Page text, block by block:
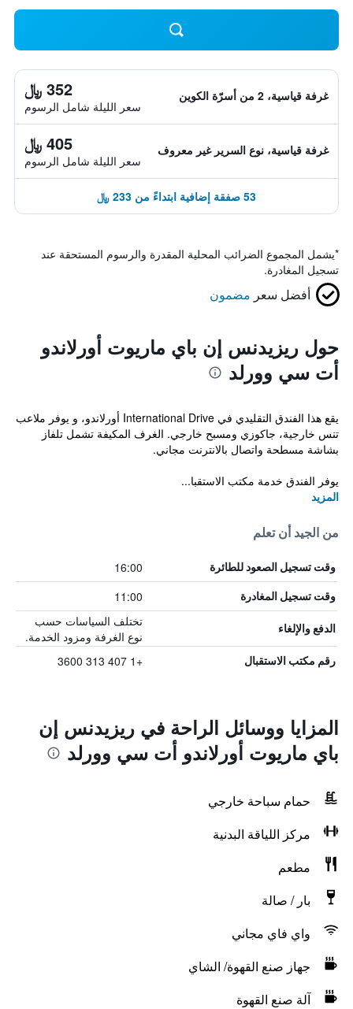
غرفة قياسية، 2 من أسرّة الكوين 352 ﷼
سعر الليلة شامل الرسوم
غرفة قياسية، نوع السرير غير معروف 405 ﷼
سعر الليلة شامل الرسوم
53 صفقة إضافية ابتداءً من 233 ﷼
*يشمل المجموع الضرائب المحلية المقدرة والرسوم المستحقة عند
تسجيل المغادرة.
أفضل سعر مضمون
حول ريزيدنس إن باي ماريوت أورلاندو
أت سي وورلد
يقع هذا الفندق التقليدي في International Drive أورلاندو، و يوفر ملاعب
تنس خارجية، جاكوزي ومسبح خارجي. الغرف المكيفة تشمل تلفاز
بشاشة مسطحة واتصال بالانترنت مجاني.
يوفر الفندق خدمة مكتب الاستقبا...
المزيد
من الجيد أن تعلم
وقت تسجيل الصعود للطائرة 16:00
وقت تسجيل المغادرة 11:00
الدفع والإلغاء
تختلف السياسات حسب
نوع الغرفة ومزود الخدمة.
رقم مكتب الاستقبال +1 407 313 3600
المزايا ووسائل الراحة في ريزيدنس إن
باي ماريوت أورلاندو أت سي وورلد
حمام سباحة خارجي
مركز اللياقة البدنية
مطعم
بار / صالة
واي فاي مجاني
جهاز صنع القهوة/ الشاي
آلة صنع القهوة